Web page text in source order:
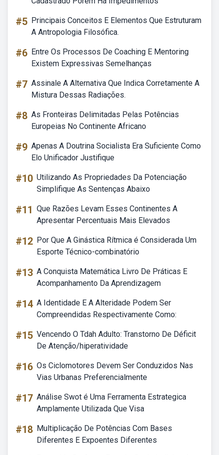
#5 Principais Conceitos E Elementos Que Estruturam
A Antropologia Filosófica.
#6 Entre Os Processos De Coaching E Mentoring
Existem Expressivas Semelhanças
#7 Assinale A Alternativa Que Indica Corretamente A
Mistura Dessas Radiações.
#8 As Fronteiras Delimitadas Pelas Potências
Europeias No Continente Africano
#9 Apenas A Doutrina Socialista Era Suficiente Como
Elo Unificador Justifique
#10 Utilizando As Propriedades Da Potenciação
Simplifique As Sentenças Abaixo
#11 Que Razões Levam Esses Continentes A
Apresentar Percentuais Mais Elevados
#12 Por Que A Ginástica Rítmica é Considerada Um
Esporte Técnico-combinatório
#13 A Conquista Matemática Livro De Práticas E
Acompanhamento Da Aprendizagem
#14 A Identidade E A Alteridade Podem Ser
Compreendidas Respectivamente Como:
#15 Vencendo O Tdah Adulto: Transtorno De Déficit
De Atenção/hiperatividade
#16 Os Ciclomotores Devem Ser Conduzidos Nas
Vias Urbanas Preferencialmente
#17 Análise Swot é Uma Ferramenta Estrategica
Amplamente Utilizada Que Visa
#18 Multiplicação De Potências Com Bases
Diferentes E Expoentes Diferentes